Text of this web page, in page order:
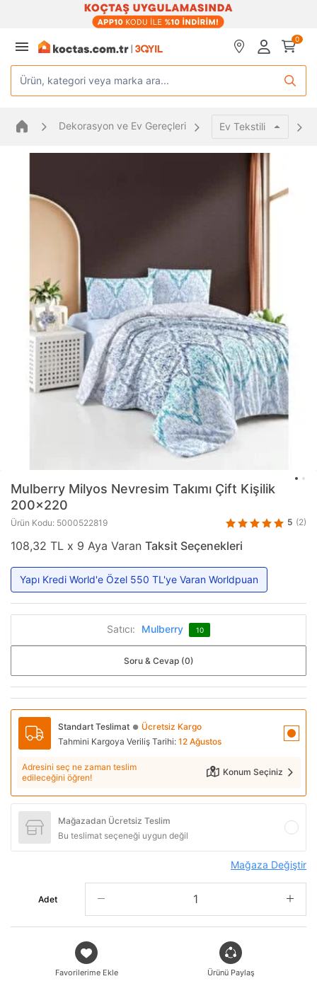
0
Ürün, kategori veya marka ara...
Dekorasyon ve Ev Gereçleri Ev Tekstili
Mulberry Milyos Nevresim Takımı Çift Kişilik
200x220
Ürün Kodu: 5000522819 5 (2)
108,32 TL x 9 Aya Varan Taksit Seçenekleri
Yapı Kredi World'e Özel 550 TL'ye Varan Worldpuan
Satıcı: Mulberry 10
Soru & Cevap (0)
Standart Teslimat ● Ücretsiz Kargo
Tahmini Kargoya Veriliş Tarihi: 12 Ağustos
Adresini seç ne zaman teslim
edileceğini öğren!
Konum Seçiniz
Mağazadan Ücretsiz Teslim
Bu teslimat seçeneği uygun değil
Mağaza Değiştir
Adet
Favorilerime Ekle Ürünü Paylaş